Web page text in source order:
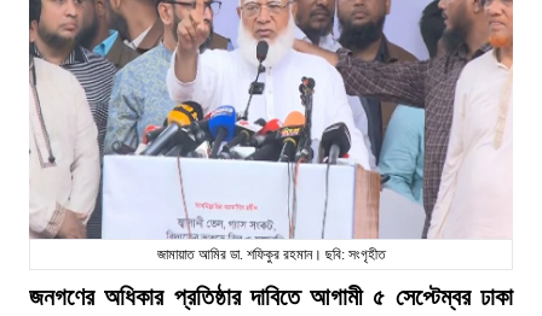
জামায়াত আমির ডা. শফিকুর রহমান। ছবি: সংগৃহীত
জনগণের অধিকার প্রতিষ্ঠার দাবিতে আগামী ৫ সেপ্টেম্বর ঢাকা